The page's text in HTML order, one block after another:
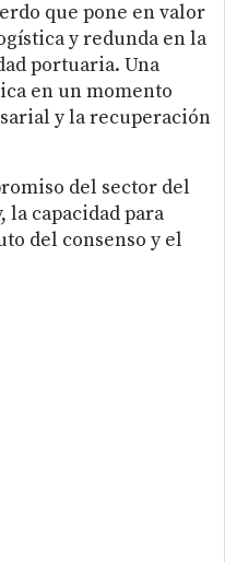
que pone en valor
y redunda en la
portuaria. Una
en un momento
y la recuperación
del sector del
la capacidad para
del consenso y el